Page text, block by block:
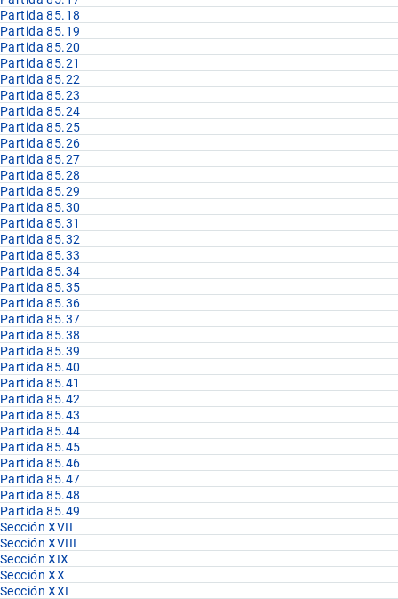
Partida 85.18
Partida 85.19
Partida 85.20
Partida 85.21
Partida 85.22
Partida 85.23
Partida 85.24
Partida 85.25
Partida 85.26
Partida 85.27
Partida 85.28
Partida 85.29
Partida 85.30
Partida 85.31
Partida 85.32
Partida 85.33
Partida 85.34
Partida 85.35
Partida 85.36
Partida 85.37
Partida 85.38
Partida 85.39
Partida 85.40
Partida 85.41
Partida 85.42
Partida 85.43
Partida 85.44
Partida 85.45
Partida 85.46
Partida 85.47
Partida 85.48
Partida 85.49
Sección XVII
Sección XVIII
Sección XIX
Sección XX
Sección XXI